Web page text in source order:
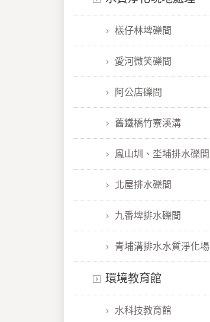
檨仔林埤礫間
愛河微笑礫間
阿公店礫間
舊鐵橋竹寮溪溝
鳳山圳、坔埔排水礫間
北屋排水礫間
九番埤排水礫間
青埔溝排水水質淨化場
環境教育館
水科技教育館